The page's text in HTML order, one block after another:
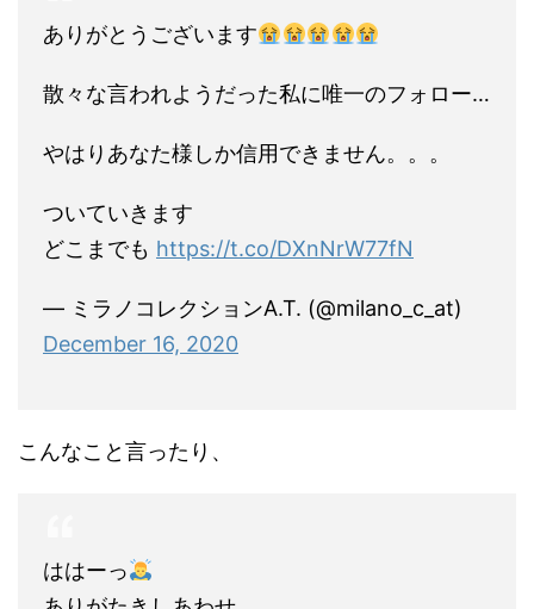
ありがとうございます
散々な言われようだった私に唯一のフォロー…
やはりあなた様しか信用できません。。。
ついていきます
どこまでも https://t.co/DXnNrW77fN
— ミラノコレクションA.T. (@milano_c_at)
December 16, 2020
こんなこと言ったり、
ははーっ